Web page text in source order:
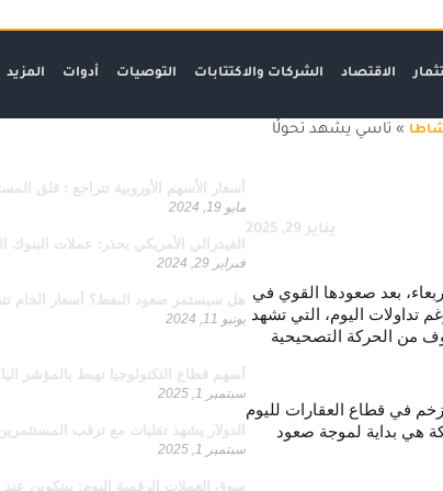
الاقتصاد الشركات والاكتتابات التوصيات أدوات المزيد
» تاسي يشهد تحولًا
يناير 29, 2025
بعد صعودها القوي في
تداولات اليوم، التي تشهد
من الحركة التصحيحية
في قطاع العقارات لليوم
هي بداية لموجة صعود
أسعار الأسهم الأوروبية تتراجع : قلق
مايو 19, 2024
الفيدرالي الأمريكي يحذر: عملات
فبراير 29, 2024
هل سيستمر صعود النفط؟ أسعار الخام
يونيو 11, 2024
أسهم قطاع التكنولوجيا تهبط بالمؤشر
سبتمبر 1, 2025
الدولار يشهد تقلبات مع ترقب
سبتمبر 1, 2025
سوق العملات الرقمية اليوم: بيتكوين عند 108,749 دولار وأداء العملات البديلة